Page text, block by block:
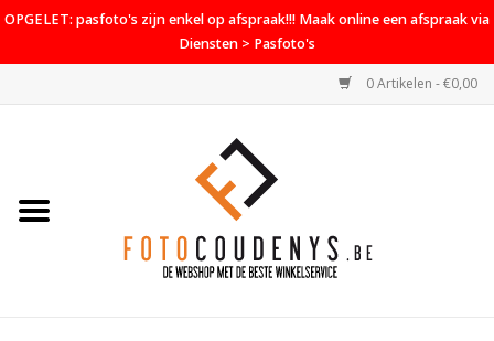
OPGELET: pasfoto's zijn enkel op afspraak!!! Maak online een afspraak via
Diensten > Pasfoto's
0 Artikelen - €0,00
Home